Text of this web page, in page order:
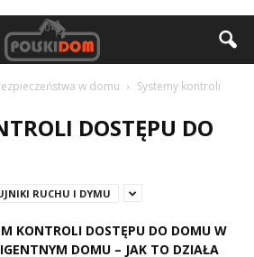
w domu
Systemy kontroli
DOSTĘPU DO
RUCHU I DYMU
KONTROLI DOSTĘPU DO DOMU W
DOMU – JAK TO DZIAŁA